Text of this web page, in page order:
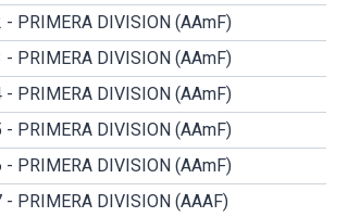
- PRIMERA DIVISION (AAmF)
- PRIMERA DIVISION (AAmF)
- PRIMERA DIVISION (AAmF)
- PRIMERA DIVISION (AAmF)
- PRIMERA DIVISION (AAmF)
- PRIMERA DIVISION (AAAF)